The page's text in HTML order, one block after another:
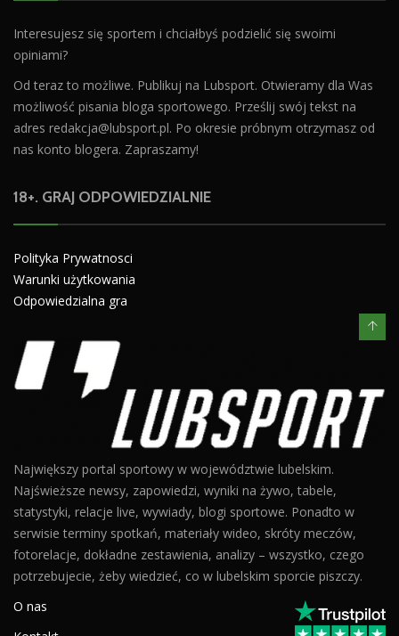
Interesujesz się sportem i chciałbyś podzielić się swoimi
opiniami?
Od teraz to możliwe. Publikuj na Lubsport. Otwieramy dla Was
możliwość pisania bloga sportowego. Prześlij swój tekst na
adres redakcja@lubsport.pl. Po okresie próbnym otrzymasz od
nas konto blogera. Zapraszamy!
18+. GRAJ ODPOWIEDZIALNIE
Polityka Prywatnosci
Warunki użytkowania
Odpowiedzialna gra
Największy portal sportowy w województwie lubelskim.
Najświeższe newsy, zapowiedzi, wyniki na żywo, tabele,
statystyki, relacje live, wywiady, blogi sportowe. Ponadto w
serwisie terminy spotkań, materiały wideo, skróty meczów,
fotorelacje, dokładne zestawienia, analizy – wszystko, czego
potrzebujecie, żeby wiedzieć, co w lubelskim sporcie piszczy.
O nas